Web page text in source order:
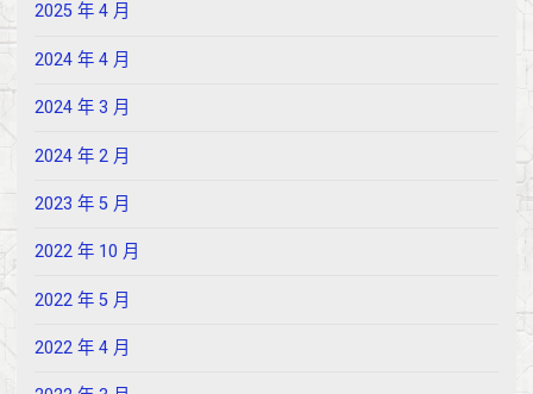
2025 年 4 月
2024 年 4 月
2024 年 3 月
2024 年 2 月
2023 年 5 月
2022 年 10 月
2022 年 5 月
2022 年 4 月